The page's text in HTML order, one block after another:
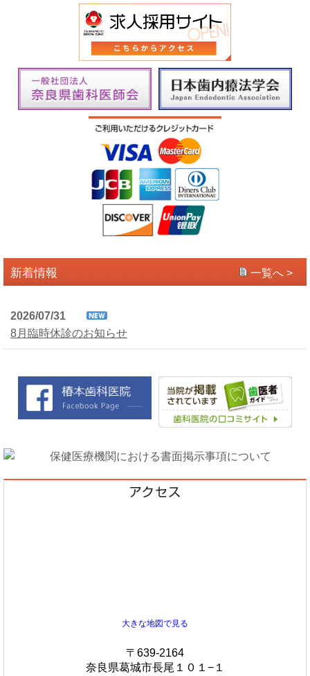
新着情報 一覧へ >
2026/07/31
8月臨時休診のお知らせ
大きな地図で見る
〒639-2164
奈良県葛城市長尾１０１−１